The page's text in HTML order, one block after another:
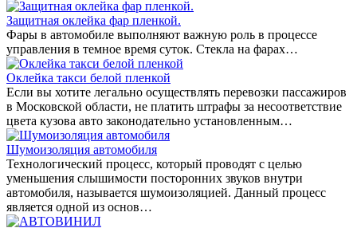
Защитная оклейка фар пленкой.
Фары в автомобиле выполняют важную роль в процессе
управления в темное время суток. Стекла на фарах…
Оклейка такси белой пленкой
Если вы хотите легально осуществлять перевозки пассажиров
в Московской области, не платить штрафы за несоответствие
цвета кузова авто законодательно установленным…
Шумоизоляция автомобиля
Технологический процесс, который проводят с целью
уменьшения слышимости посторонних звуков внутри
автомобиля, называется шумоизоляцией. Данный процесс
является одной из основ…